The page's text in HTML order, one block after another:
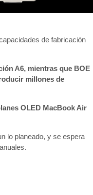
de fabricación
A6, mientras que BOE
millones de
OLED MacBook Air
lo planeado, y se espera